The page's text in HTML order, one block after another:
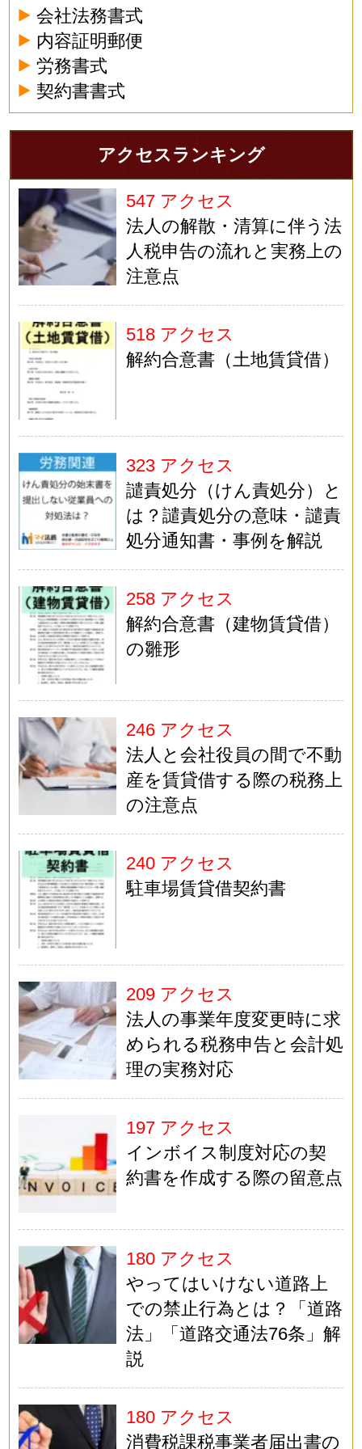
会社法務書式
内容証明郵便
労務書式
契約書書式
アクセスランキング
547 アクセス
法人の解散・清算に伴う法
人税申告の流れと実務上の
注意点
518 アクセス
解約合意書（土地賃貸借）
323 アクセス
譴責処分（けん責処分）と
は？譴責処分の意味・譴責
処分通知書・事例を解説
258 アクセス
解約合意書（建物賃貸借）
の雛形
246 アクセス
法人と会社役員の間で不動
産を賃貸借する際の税務上
の注意点
240 アクセス
駐車場賃貸借契約書
209 アクセス
法人の事業年度変更時に求
められる税務申告と会計処
理の実務対応
197 アクセス
インボイス制度対応の契
約書を作成する際の留意点
180 アクセス
やってはいけない道路上
での禁止行為とは？「道路
法」「道路交通法76条」解
説
180 アクセス
消費税課税事業者届出書の